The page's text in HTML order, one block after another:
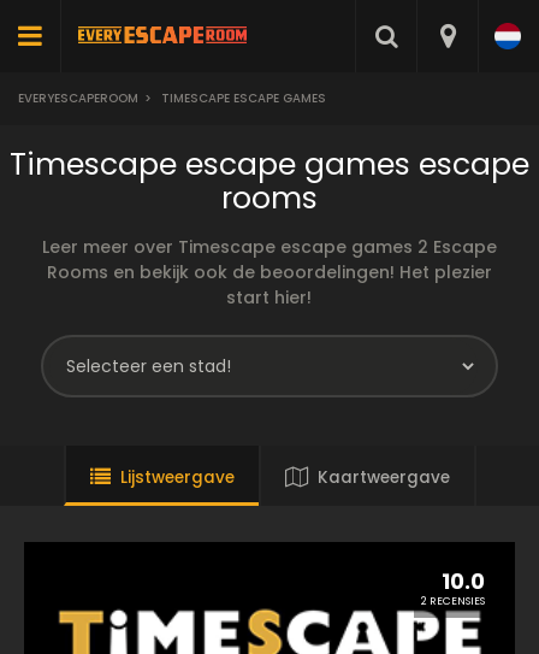
EVERYESCAPEROOM > TIMESCAPE ESCAPE GAMES
Timescape escape games escape
rooms
Leer meer over Timescape escape games 2 Escape
Rooms en bekijk ook de beoordelingen! Het plezier
start hier!
Lijstweergave Kaartweergave
10.0
2 RECENSIES